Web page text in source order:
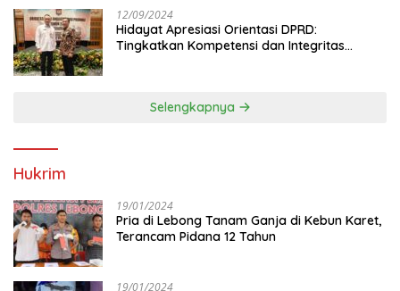
12/09/2024
Hidayat Apresiasi Orientasi DPRD:
Tingkatkan Kompetensi dan Integritas
Selengkapnya
Hukrim
19/01/2024
Pria di Lebong Tanam Ganja di Kebun Karet,
Terancam Pidana 12 Tahun
19/01/2024